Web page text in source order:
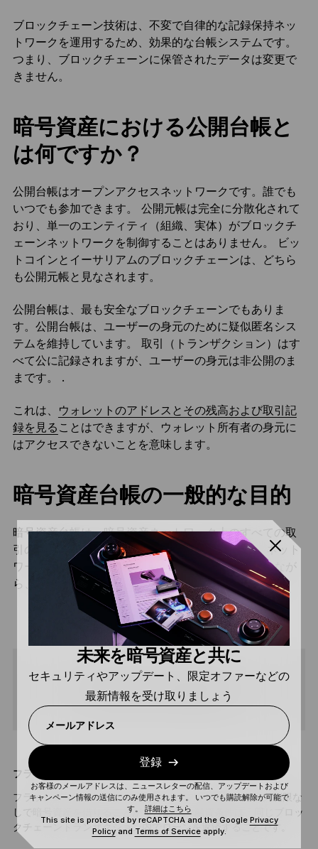
ブロックチェーン技術は、不変で自律的な記録保持ネッ
トワークを運用するため、効果的な台帳システムです。
つまり、ブロックチェーンに保管されたデータは変更で
きません。
暗号資産における公開台帳と
は何ですか？
公開台帳はオープンアクセスネットワークです。誰でも
いつでも参加できます。 公開元帳は完全に分散化されて
おり、単一のエンティティ（組織、実体）がブロックチ
ェーンネットワークを制御することはありません。 ビッ
トコインとイーサリアムのブロックチェーンは、どちら
も公開元帳と見なされます。
公開台帳は、最も安全なブロックチェーンでもありま
す。公開台帳は、ユーザーの身元のために疑似匿名シス
テムを維持しています。 取引（トランザクション）はす
べて公に記録されますが、ユーザーの身元は非公開のま
まです。 .
これは、
ウォレットのアドレスとその残高および取引記
録を見る ことはできますが、ウォレット所有者の身元に
はアクセスできないことを意味します。
暗号資産台帳の一般的な目的
暗号資産台帳は、暗号資産ネットワーク上のすべての取
引の不変の記録を保持します。 このシステムは、ネット
ワーク内のトランザクションの正確な履歴を維持しなが
ら、ユーザーの身元を匿名に保つのに役立ちます。
共有
フラッシュローン
フラッシュローンを使用すると、DeFi空間内で担保や借入制限な
しで暗号資産を借りることができます。 融資条件は、同じブロッ
クチェーントランザクション内でローンを返済することです。
未来を暗号資産と共に
セキュリティやアップデート、限定オファーなどの
最新情報を受け取りましょう
メールアドレス
登録
お客様のメールアドレスは、ニュースレターの配信、アップデートおよび
キャンペーン情報の送信にのみ使用されます。 いつでも購読解除が可能で
す。 詳細はこちら
This site is protected by reCAPTCHA and the Google Privacy
Policyand Terms of Serviceapply.